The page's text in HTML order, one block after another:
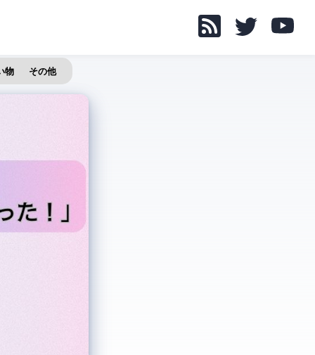
物 その他